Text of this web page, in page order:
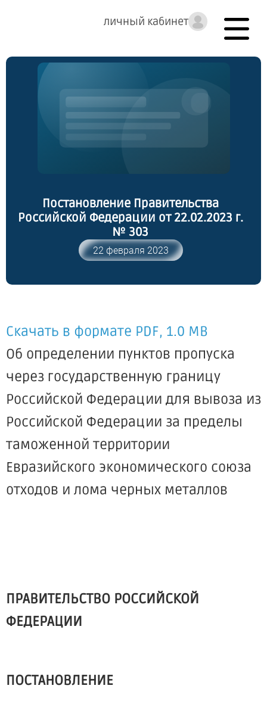
личный кабинет
Постановление Правительства
Российской Федерации от 22.02.2023 г.
№ 303
22 февраля 2023
Скачать в формате PDF, 1.0 MB
Об определении пунктов пропуска
через государственную границу
Российской Федерации для вывоза из
Российской Федерации за пределы
таможенной территории
Евразийского экономического союза
отходов и лома черных металлов
ПРАВИТЕЛЬСТВО РОССИЙСКОЙ
ФЕДЕРАЦИИ
ПОСТАНОВЛЕНИЕ